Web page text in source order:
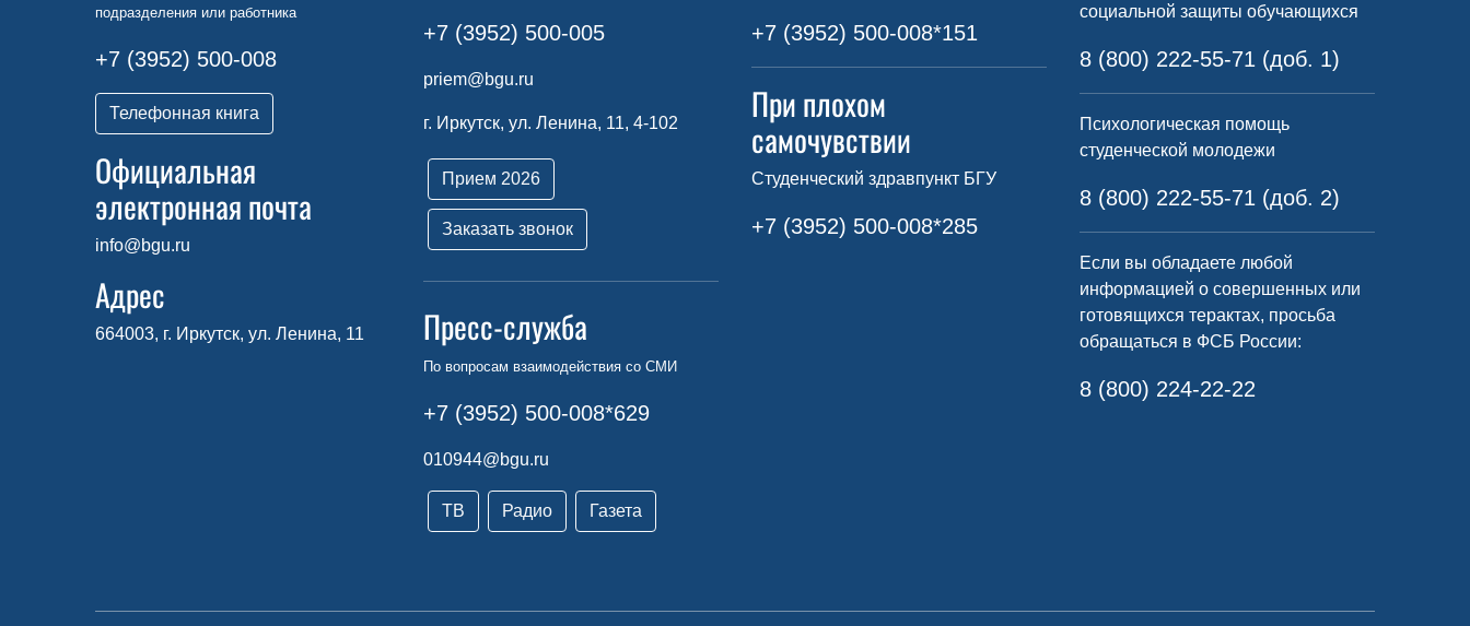
подразделения или работника
+7 (3952) 500-008
Телефонная книга
Официальная
электронная почта
info@bgu.ru
Адрес
664003, г. Иркутск, ул. Ленина, 11
+7 (3952) 500-005
priem@bgu.ru
г. Иркутск, ул. Ленина, 11, 4-102
Прием 2026
Заказать звонок
Пресс-служба
По вопросам взаимодействия со СМИ
+7 (3952) 500-008*629
010944@bgu.ru
ТВ Радио Газета
+7 (3952) 500-008*151
При плохом
самочувствии
Студенческий здравпункт БГУ
+7 (3952) 500-008*285
социальной защиты обучающихся
8 (800) 222-55-71 (доб. 1)
Психологическая помощь
студенческой молодежи
8 (800) 222-55-71 (доб. 2)
Если вы обладаете любой
информацией о совершенных или
готовящихся терактах, просьба
обращаться в ФСБ России:
8 (800) 224-22-22